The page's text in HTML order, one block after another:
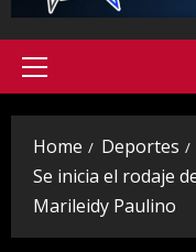
Primary
Home
Deportes
Se inicia el rodaje
Marileidy Paulino